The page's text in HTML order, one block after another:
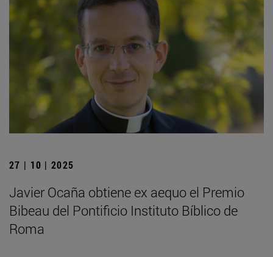
27 | 10 | 2025
Javier Ocaña obtiene ex aequo el Premio
Bibeau del Pontificio Instituto Bíblico de
Roma